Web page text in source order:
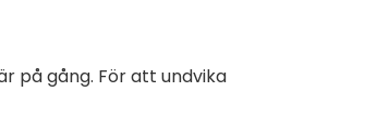
på gång. För att undvika